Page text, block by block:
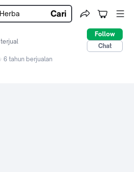
Cari
terjual
Follow
Chat
6 tahun berjualan